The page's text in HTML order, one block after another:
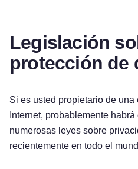
Legislación
protección de
Si es usted propietario de
Internet, probablemente
numerosas leyes sobre
recientemente en todo el